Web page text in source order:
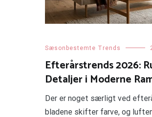
Sæsonbestemte Trends
Efterårstrends 2026:
Detaljer i Moderne
Der er noget særligt ved
bladene skifter farve, og